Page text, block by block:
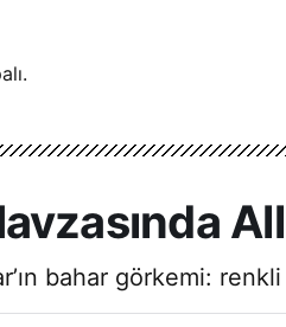
bahar görkemi: